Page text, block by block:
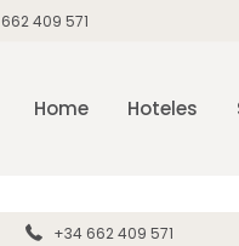
409 571
Home Hoteles
+34 662 409 571